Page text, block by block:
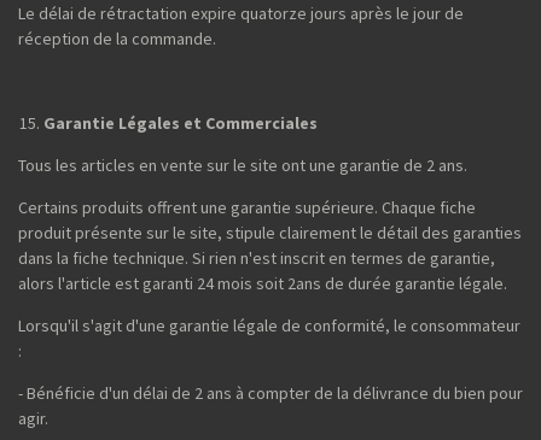
Le délai de rétractation expire quatorze jours après le jour de
réception de la commande.
Garantie Légales et Commerciales
Tous les articles en vente sur le site ont une garantie de 2 ans.
Certains produits offrent une garantie supérieure. Chaque fiche
produit présente sur le site, stipule clairement le détail des garanties
dans la fiche technique. Si rien n'est inscrit en termes de garantie,
alors l'article est garanti 24 mois soit 2ans de durée garantie légale.
Lorsqu'il s'agit d'une garantie légale de conformité, le consommateur
:
- Bénéficie d'un délai de 2 ans à compter de la délivrance du bien pour
agir.